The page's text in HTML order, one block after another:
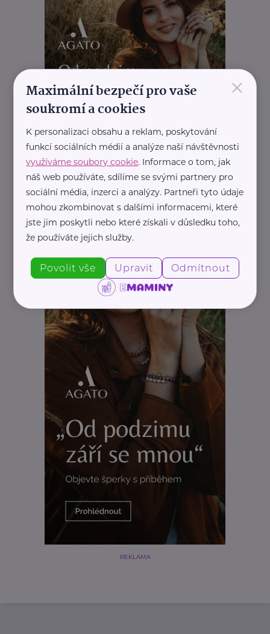
REKLAMA
REKLAMA
×
Maximální bezpečí pro vaše
soukromí a cookies
K personalizaci obsahu a reklam, poskytování
funkcí sociálních médií a analýze naší návštěvnosti
využíváme soubory cookie. Informace o tom, jak
náš web používáte, sdílíme se svými partnery pro
sociální média, inzerci a analýzy. Partneři tyto údaje
mohou zkombinovat s dalšími informacemi, které
jste jim poskytli nebo které získali v důsledku toho,
že používáte jejich služby.
Povolit vše Upravit Odmítnout